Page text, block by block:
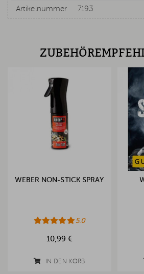
Artikelnummer 7193
WEBER NON-STICK SPRAY
5.0
10,99 €
IN DEN KORB